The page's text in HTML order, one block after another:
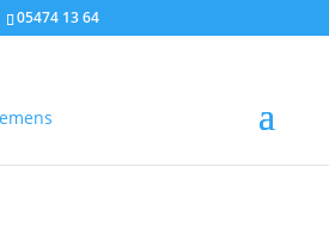
05474 13 64